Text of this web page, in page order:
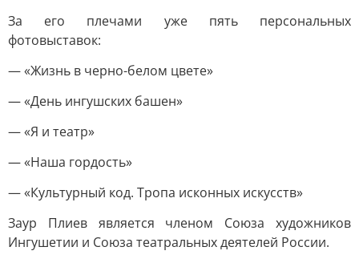
За его плечами уже пять персональных
фотовыставок:
— «Жизнь в черно-белом цвете»
— «День ингушских башен»
— «Я и театр»
— «Наша гордость»
— «Культурный код. Тропа исконных искусств»
Заур Плиев является членом Союза художников
Ингушетии и Союза театральных деятелей России.